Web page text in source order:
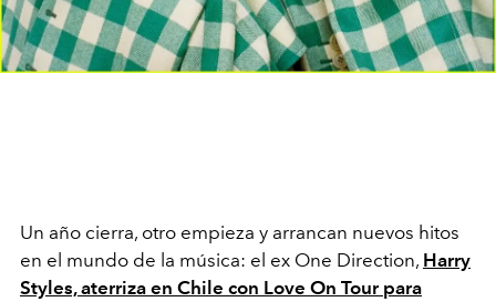
Un año cierra, otro empieza y arrancan nuevos hitos
en el mundo de la música: el ex One Direction, Harry
Styles, aterriza en Chile con Love On Tour para